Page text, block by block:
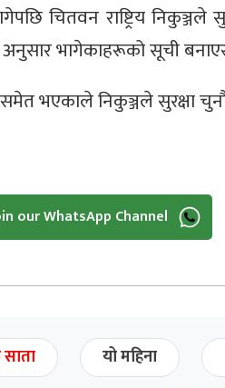
चितवन राष्ट्रिय
भागेकाहरूको सूची बनाएर
भएकाले निकुञ्जले सुरक्षा
our WhatsApp Channel
साता यो महिना